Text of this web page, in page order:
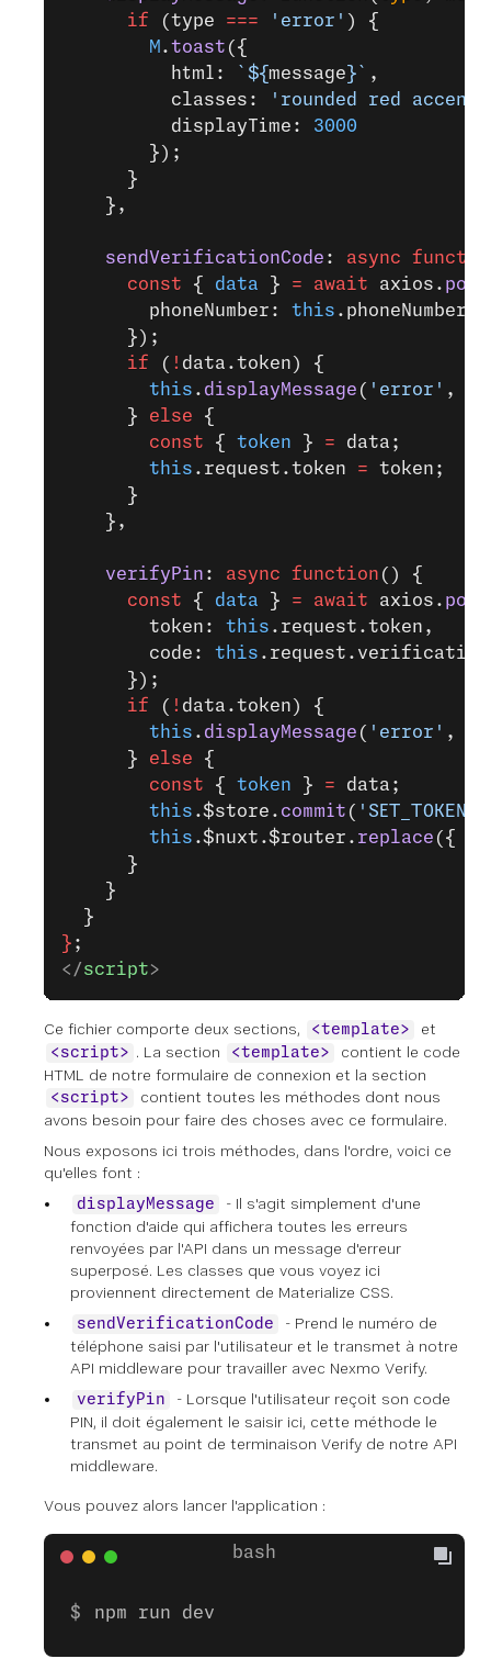
      if
(type === 'error' ) {
        M
.toast ({
          html:
`${message }` ,
          classes:
'rounded red
          displayTime:
3000
        });
      }
    },
    sendVerificationCode
: async
      const
{ data } = await axios. post
        phoneNumber:
this .phoneNumber
      });
      if
( ! data.token) {
        this
. displayMessage ( 'error' ,
      }
else {
        const
{ token } = data;
        this
.request.token = token;
      }
    },
    verifyPin
: async function () {
      const
{ data } = await axios. post
        token:
this .request.token,
        code:
this
      });
      if
( ! data.token) {
        this
. displayMessage ( 'error' ,
      }
else {
        const
{ token } = data;
        this
.$store. commit ( 'SET_TOKEN'
        this
.$nuxt.$router. replace ({
      }
    }
  }
} ;
</script>
Ce fichier comporte deux sections, <template> et
<script> . La section <template>
contient le code
HTML de notre formulaire de connexion et la section
<script>
contient toutes les méthodes dont nous
avons besoin pour faire des choses avec ce formulaire.
Nous exposons ici trois méthodes, dans l'ordre, voici ce
qu'elles font :
displayMessage
- Il s'agit simplement d'une
fonction d'aide qui affichera toutes les erreurs
renvoyées par l'API dans un message d'erreur
superposé. Les classes que vous voyez ici
proviennent directement de Materialize CSS.
sendVerificationCode
- Prend le numéro de
téléphone saisi par l'utilisateur et le transmet à notre
API middleware pour travailler avec Nexmo Verify.
verifyPin
- Lorsque l'utilisateur reçoit son code
PIN, il doit également le saisir ici, cette méthode le
transmet au point de terminaison Verify de notre API
middleware.
Vous pouvez alors lancer l'application :
npm run dev